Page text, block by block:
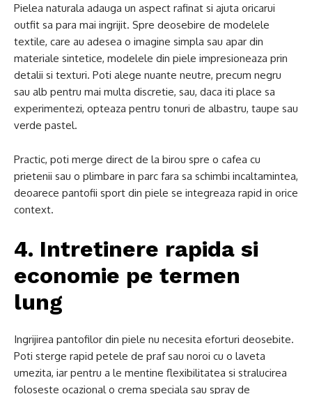
Pielea naturala adauga un aspect rafinat si ajuta oricarui
outfit sa para mai ingrijit. Spre deosebire de modelele
textile, care au adesea o imagine simpla sau apar din
materiale sintetice, modelele din piele impresioneaza prin
detalii si texturi. Poti alege nuante neutre, precum negru
sau alb pentru mai multa discretie, sau, daca iti place sa
experimentezi, opteaza pentru tonuri de albastru, taupe sau
verde pastel.
Practic, poti merge direct de la birou spre o cafea cu
prietenii sau o plimbare in parc fara sa schimbi incaltamintea,
deoarece pantofii sport din piele se integreaza rapid in orice
context.
4. Intretinere rapida si
economie pe termen
lung
Ingrijirea pantofilor din piele nu necesita eforturi deosebite.
Poti sterge rapid petele de praf sau noroi cu o laveta
umezita, iar pentru a le mentine flexibilitatea si stralucirea
foloseste ocazional o crema speciala sau spray de